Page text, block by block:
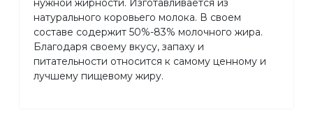
нужной жирности. Изготавливается из
натурального коровьего молока. В своем
составе содержит 50%-83% молочного жира.
Благодаря своему вкусу, запаху и
питательности относится к самому ценному и
лучшему пищевому жиру.